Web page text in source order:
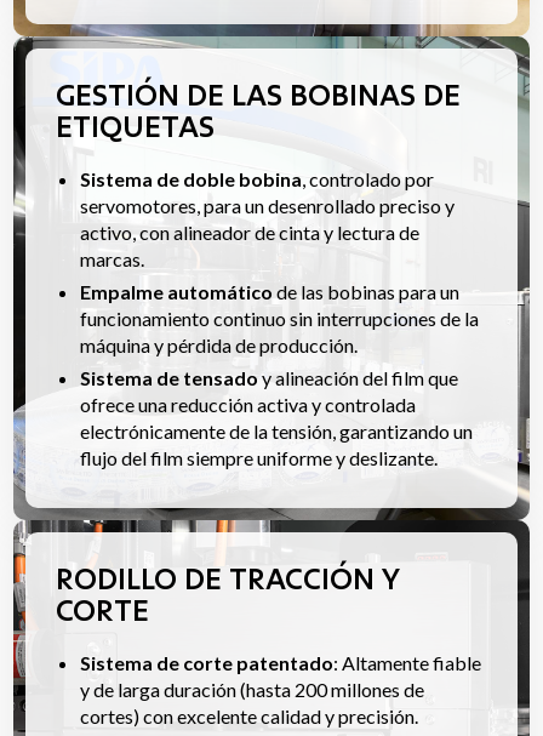
GESTIÓN DE LAS BOBINAS DE
ETIQUETAS
Sistema de doble bobina, controlado por
servomotores, para un desenrollado preciso y
activo, con alineador de cinta y lectura de
marcas.
Empalme automático de las bobinas para un
funcionamiento continuo sin interrupciones de la
máquina y pérdida de producción.
Sistema de tensadoy alineación del film que
ofrece una reducción activa y controlada
electrónicamente de la tensión, garantizando un
flujo del film siempre uniforme y deslizante.
RODILLO DE TRACCIÓN Y
CORTE
Sistema de corte patentado: Altamente fiable
y de larga duración (hasta 200 millones de
cortes) con excelente calidad y precisión.